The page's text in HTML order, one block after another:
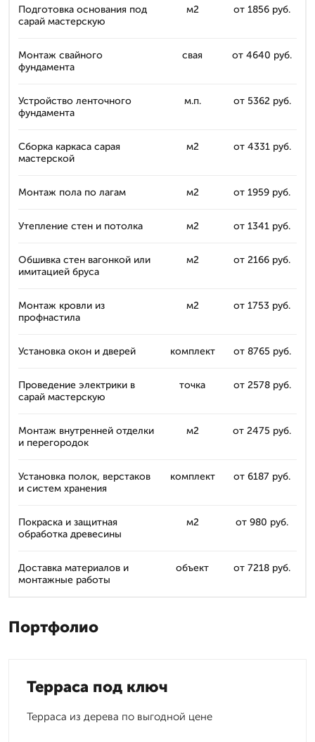
Подготовка основания под
сарай мастерскую
м2 от 1856 руб.
Монтаж свайного
фундамента
свая от 4640 руб.
Устройство ленточного
фундамента
м.п. от 5362 руб.
Сборка каркаса сарая
мастерской
м2 от 4331 руб.
Монтаж пола по лагам м2 от 1959 руб.
Утепление стен и потолка м2 от 1341 руб.
Обшивка стен вагонкой или
имитацией бруса
м2 от 2166 руб.
Монтаж кровли из
профнастила
м2 от 1753 руб.
Установка окон и дверей комплект от 8765 руб.
Проведение электрики в
сарай мастерскую
точка от 2578 руб.
Монтаж внутренней отделки
и перегородок
м2 от 2475 руб.
Установка полок, верстаков
и систем хранения
комплект от 6187 руб.
Покраска и защитная
обработка древесины
м2 от 980 руб.
Доставка материалов и
монтажные работы
объект от 7218 руб.
Портфолио
Терраса под ключ
Терраса из дерева по выгодной цене